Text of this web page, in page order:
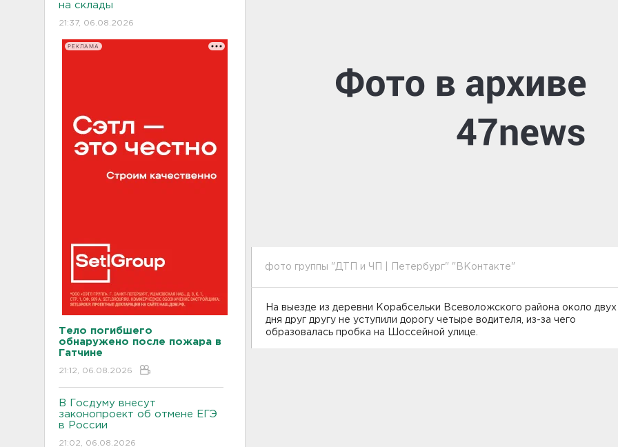
на склады
21:37, 06.08.2026
РЕКЛАМА
Тело погибшего
обнаружено после пожара в
Гатчине
21:12, 06.08.2026
В Госдуму внесут
законопроект об отмене ЕГЭ
в России
21:02, 06.08.2026
фото группы "ДТП и ЧП | Петербург" "ВКонтакте"
На выезде из деревни Корабсельки Всеволожского района около двух
дня друг другу не уступили дорогу четыре водителя, из-за чего
образовалась пробка на Шоссейной улице.